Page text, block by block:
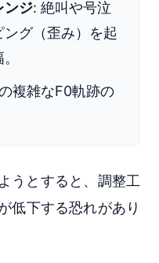
ンジ: 絶叫や号泣
グ（歪み）を起
複雑なF0軌跡の
うとすると、調整工
低下する恐れがあり